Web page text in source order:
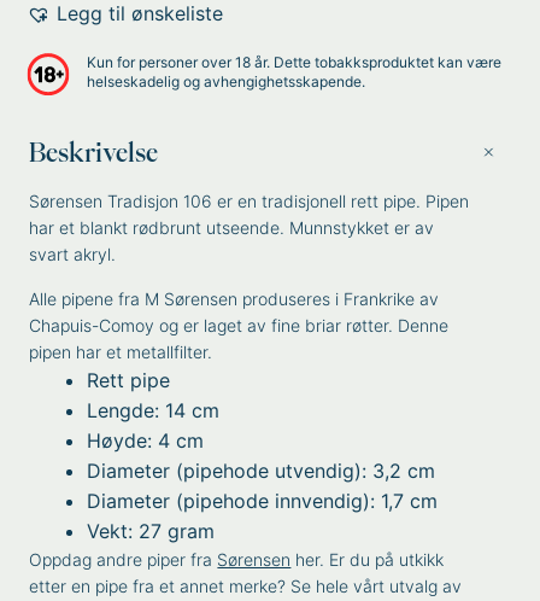
Legg til ønskeliste
Kun for personer over 18 år. Dette tobakksproduktet kan være
helseskadelig og avhengighetsskapende.
Beskrivelse
Sørensen Tradisjon 106 er en tradisjonell rett pipe. Pipen
har et blankt rødbrunt utseende. Munnstykket er av
svart akryl.
Alle pipene fra M Sørensen produseres i Frankrike av
Chapuis-Comoy og er laget av fine briar røtter. Denne
pipen har et metallfilter.
Rett pipe
Lengde: 14 cm
Høyde: 4 cm
Diameter (pipehode utvendig): 3,2 cm
Diameter (pipehode innvendig): 1,7 cm
Vekt: 27 gram
Oppdag andre piper fra Sørensen her. Er du på utkikk
etter en pipe fra et annet merke? Se hele vårt utvalg av